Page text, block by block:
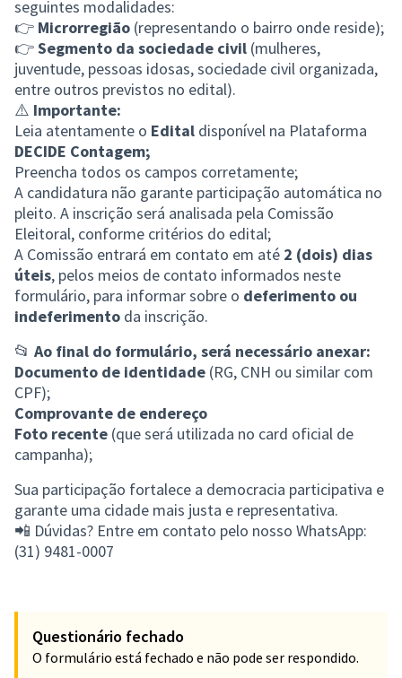
seguintes modalidades:
👉 Microrregião (representando o bairro onde reside);
👉Segmento da sociedade civil (mulheres,
juventude, pessoas idosas, sociedade civil organizada,
entre outros previstos no edital).
⚠️ Importante:
Leia atentamente o Edital disponível na Plataforma
DECIDE Contagem;
Preencha todos os campos corretamente;
A candidatura não garante participação automática no
pleito. A inscrição será analisada pela Comissão
Eleitoral, conforme critérios do edital;
A Comissão entrará em contato em até 2 (dois) dias
úteis, pelos meios de contato informados neste
formulário, para informar sobre o deferimento ou
indeferimento da inscrição.
📂 Ao final do formulário, será necessário anexar:
Documento de identidade (RG, CNH ou similar com
CPF);
Comprovante de endereço
Foto recente (que será utilizada no card oficial de
campanha);
Sua participação fortalece a democracia participativa e
garante uma cidade mais justa e representativa.
📲 Dúvidas? Entre em contato pelo nosso WhatsApp:
(31) 9481-0007
Questionário fechado
O formulário está fechado e não pode ser respondido.